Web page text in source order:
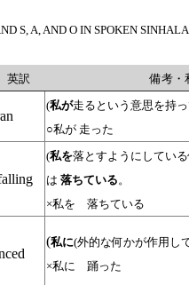
S, A, AND O IN SPOKEN
英訳 備考・
(私が走るという意思を持
○私が 走った
(私を落とすようにしてい
は 落ちている 。
×私を 落ちている
(私に(外的な何かが作用し
×私に 踊った